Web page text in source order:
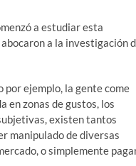
a estudiar esta
a la investigación
por ejemplo, la gente come
en zonas de gustos, los
existen tantos
manipulado de diversas
o simplemente